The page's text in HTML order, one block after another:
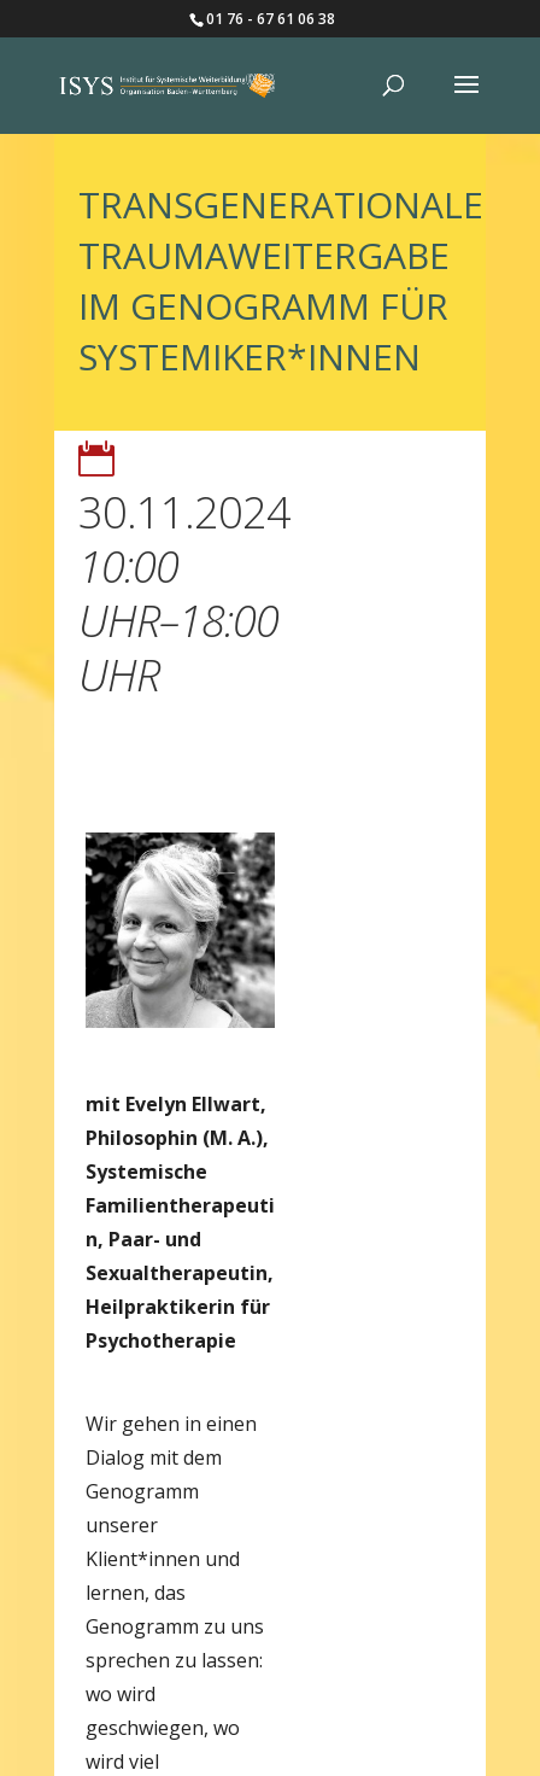
01 76 - 67 61 06 38
TRANSGENERATIONALE
TRAUMAWEITERGABE
IM GENOGRAMM FÜR
SYSTEMIKER*INNEN

30.11.2024
10:00
UHR–18:00
UHR
mit Evelyn Ellwart,
Philosophin (M. A.),
Systemische
Familientherapeuti
n, Paar- und
Sexualtherapeutin,
Heilpraktikerin für
Psychotherapie
Wir gehen in einen
Dialog mit dem
Genogramm
unserer
Klient*innen und
lernen, das
Genogramm zu uns
sprechen zu lassen:
wo wird
geschwiegen, wo
wird viel